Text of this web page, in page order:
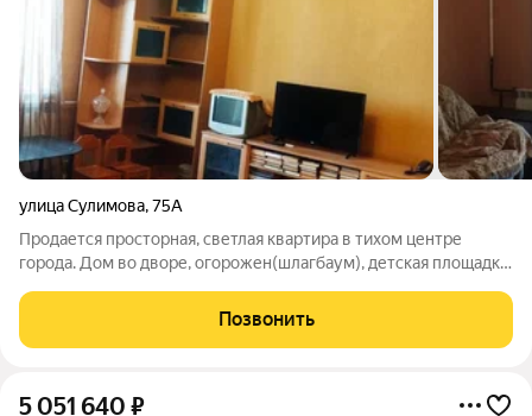
улица Сулимова,75А
Продается просторная, светлая квартира в тихом центре
города. Дом во дворе, огорожен(шлагбаум), детская площадка
гардеробная. Широкий 5-ти метровый балкон. В соседних
домах: пятерочка, монетка,
Позвонить
5 051 640 ₽